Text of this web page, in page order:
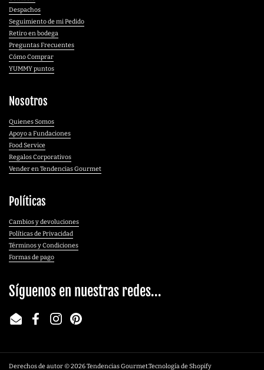
Despachos
Seguimiento de mi Pedido
Retiro en bodega
Preguntas Frecuentes
Cómo Comprar
YUMMY puntos
Nosotros
Quienes Somos
Apoyo a Fundaciones
Food Service
Regalos Corporativos
Vender en Tendencias Gourmet
Políticas
Cambios y devoluciones
Políticas de Privacidad
Términos y Condiciones
Formas de pago
Síguenos en nuestras redes...
Email FacebookInstagramPinterest
Derechos de autor © 2026Tendencias Gourmet.Tecnología de Shopify